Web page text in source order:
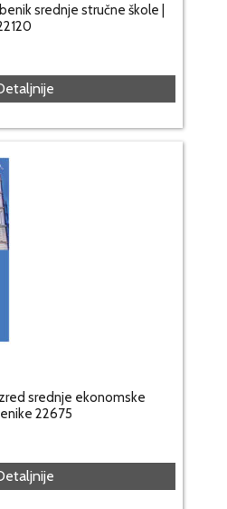
srednje stručne škole |
srednje ekonomske
22675